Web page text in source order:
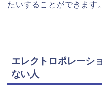
たいすることができます。
エレクトロポレーシ
ない人